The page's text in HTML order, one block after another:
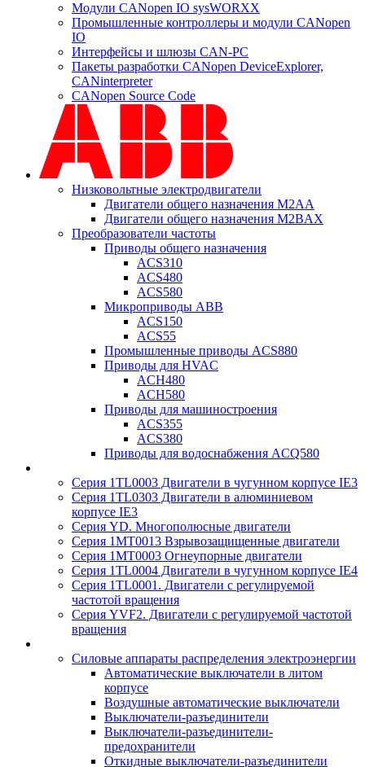
Модули CANopen IO sysWORXX
Промышленные контроллеры и модули CANopen
IO
Интерфейсы и шлюзы CAN-PC
Пакеты разработки CANopen DeviceExplorer,
CANinterpreter
CANopen Source Code
Низковольтные электродвигатели
Двигатели общего назначения M2AA
Двигатели общего назначения M2BAX
Преобразователи частоты
Приводы общего назначения
ACS310
ACS480
ACS580
Микроприводы ABB
ACS150
ACS55
Промышленные приводы ACS880
Приводы для HVAC
ACH480
ACH580
Приводы для машиностроения
ACS355
ACS380
Приводы для водоснабжения ACQ580
Серия 1TL0003 Двигатели в чугунном корпусе IE3
Серия 1TL0303 Двигатели в алюминиевом
корпусе IE3
Серия YD. Многополюсные двигатели
Серия 1MT0013 Взрывозащищенные двигатели
Серия 1MT0003 Огнеупорные двигатели
Серия 1TL0004 Двигатели в чугунном корпусе IE4
Серия 1TL0001. Двигатели с регулируемой
частотой вращения
Серия YVF2. Двигатели с регулируемой частотой
вращения
Силовые аппараты распределения электроэнергии
Автоматические выключатели в литом
корпусе
Воздушные автоматические выключатели
Выключатели-разъединители
Выключатели-разъединители-
предохранители
Откидные выключатели-разъединители